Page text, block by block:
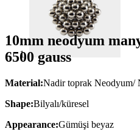
10mm neodyum
6500 gauss
Material:Nadir toprak Neodyum/
Shape:Bilyalı/küresel
Appearance:Gümüşi beyaz